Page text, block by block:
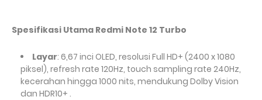
Spesifikasi Utama Redmi Note 12 Turbo
Layar: 6,67 inci OLED, resolusi Full HD+ (2400 x 1080
piksel), refresh rate 120Hz, touch sampling rate 240Hz,
kecerahan hingga 1000 nits, mendukung Dolby Vision
dan HDR10+ .